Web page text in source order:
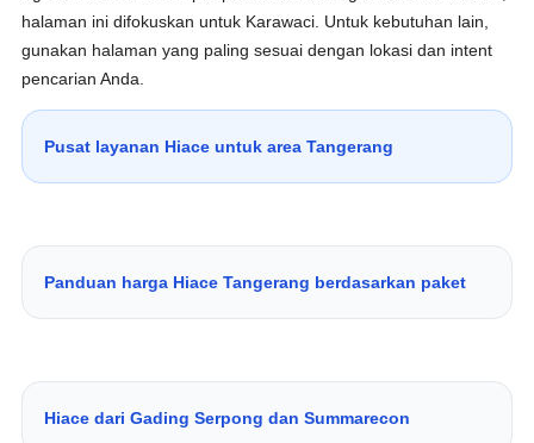
halaman ini difokuskan untuk Karawaci. Untuk kebutuhan lain,
gunakan halaman yang paling sesuai dengan lokasi dan intent
pencarian Anda.
Pusat layanan Hiace untuk area Tangerang
Panduan harga Hiace Tangerang berdasarkan paket
Hiace dari Gading Serpong dan Summarecon